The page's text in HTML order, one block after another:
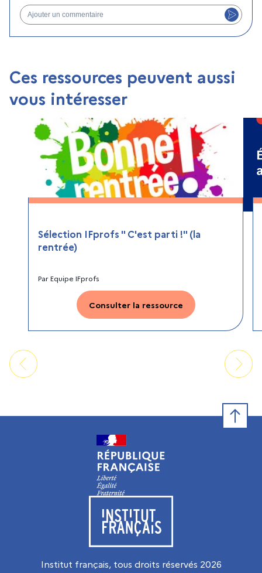
Ajouter un commentaire
Ces ressources peuvent aussi
vous intéresser
Sélection IFprofs " C'est parti !" (la
rentrée)
ParEquipe IFprofs
Consulter la ressource
Visiter le site de l’Institut français
Institut français, tous droits réservés 2026